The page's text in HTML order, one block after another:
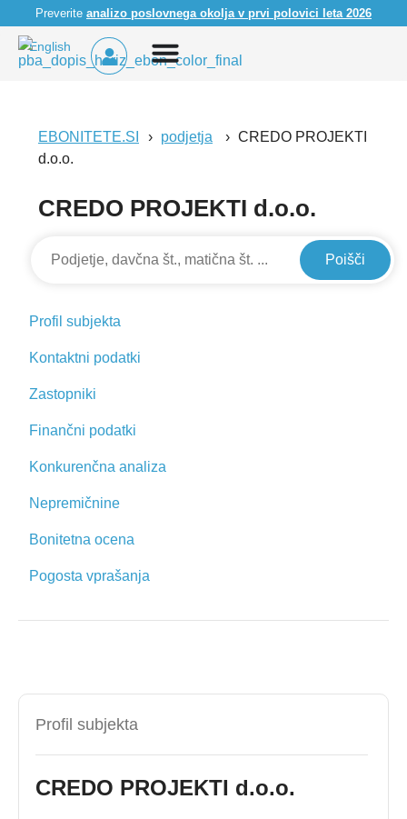
Preverite analizo poslovnega okolja v prvi polovici leta 2026
English
EBONITETE.SI podjetja
CREDO PROJEKTI
d.o.o.
CREDO PROJEKTI d.o.o.
Poišči
Profil subjekta
Kontaktni podatki
Zastopniki
Finančni podatki
Konkurenčna analiza
Nepremičnine
Bonitetna ocena
Pogosta vprašanja
Profil subjekta
CREDO PROJEKTI d.o.o.